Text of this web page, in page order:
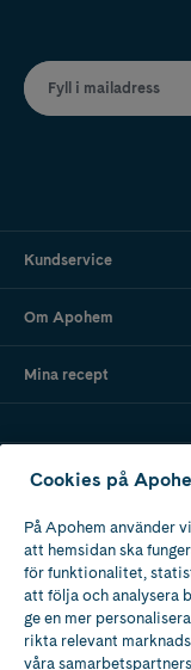
Fyll i mailadress
Kundservice
Om Apohem
Mina recept
Ladda ner vår app
Apotek med
av
Cookies på
På Apohem använder
att hemsidan ska
för funktionalitet,
att följa och analysera
ge en mer
rikta relevant
våra